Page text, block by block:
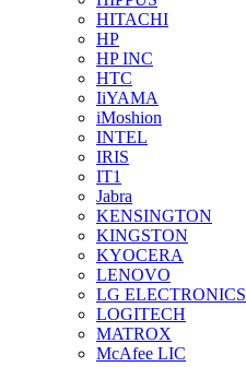
HITACHI
HP
HP INC
HTC
IiYAMA
iMoshion
INTEL
IRIS
IT1
Jabra
KENSINGTON
KINGSTON
KYOCERA
LENOVO
LG ELECTRONICS
LOGITECH
MATROX
McAfee LIC